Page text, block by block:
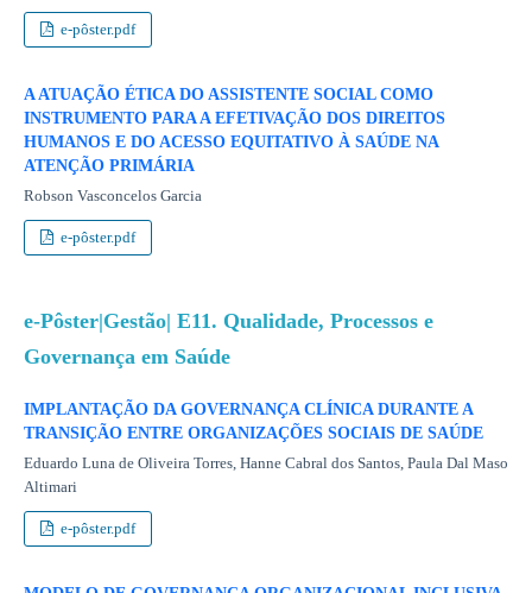
e-pôster.pdf
A ATUAÇÃO ÉTICA DO ASSISTENTE SOCIAL COMO
INSTRUMENTO PARA A EFETIVAÇÃO DOS DIREITOS
HUMANOS E DO ACESSO EQUITATIVO À SAÚDE NA
ATENÇÃO PRIMÁRIA
Robson Vasconcelos Garcia
e-pôster.pdf
e-Pôster|Gestão| E11. Qualidade, Processos e
Governança em Saúde
IMPLANTAÇÃO DA GOVERNANÇA CLÍNICA DURANTE A
TRANSIÇÃO ENTRE ORGANIZAÇÕES SOCIAIS DE SAÚDE
Eduardo Luna de Oliveira Torres, Hanne Cabral dos Santos, Paula Dal Maso
Altimari
e-pôster.pdf